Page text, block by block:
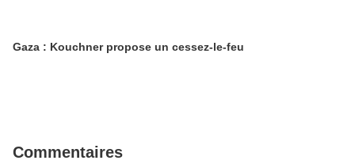
Gaza : Kouchner propose un cessez-le-feu
Commentaires